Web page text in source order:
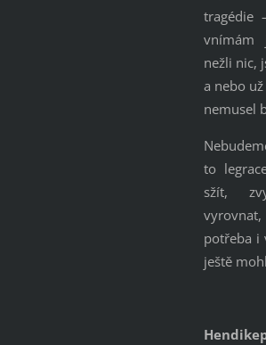
tragédie
vnímám
nežli nic,
a nebo
nemusel
to
sžít,
potřeba i
ještě